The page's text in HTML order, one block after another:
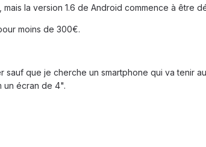
mais la version 1.6 de Android commence à être
moins de 300€.
que je cherche un smartphone qui va tenir
un écran de 4".